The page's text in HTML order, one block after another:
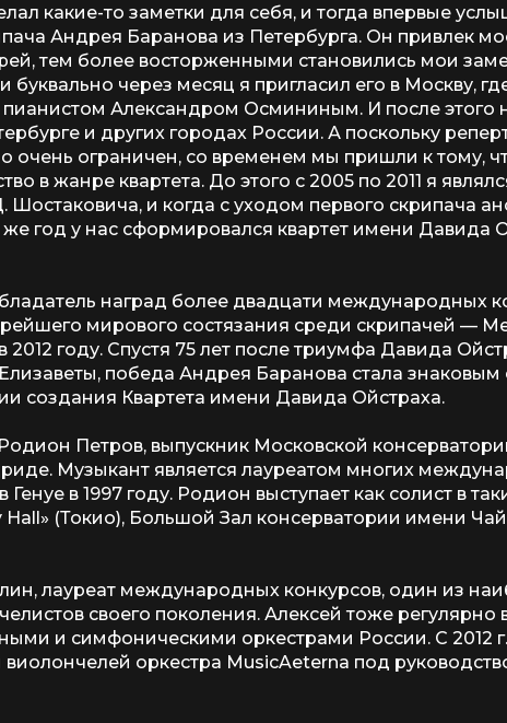
какие-то заметки для себя, и тогда впервые
Андрея Баранова из Петербурга. Он привлек
тем более восторженными становились мои
буквально через месяц я пригласил его в Москву,
Александром Осмининым. И после этого
и других городах России. А поскольку
очень ограничен, со временем мы пришли к тому,
в жанре квартета. До этого с 2005 по 2011 я
Шостаковича, и когда с уходом первого скрипача
год у нас сформировался квартет имени Давида
наград более двадцати международных
мирового состязания среди скрипачей —
году. Спустя 75 лет после триумфа Давида
победа Андрея Баранова стала знаковым
создания Квартета имени Давида Ойстраха.
Родион Петров, выпускник Московской
Музыкант является лауреатом многих
в 1997 году. Родион выступает как солист в
(Токио), Большой Зал консерватории имени
лауреат международных конкурсов, один из
своего поколения. Алексей тоже регулярно
и симфоническими оркестрами России. С 2012 г.
оркестра MusicAeterna под